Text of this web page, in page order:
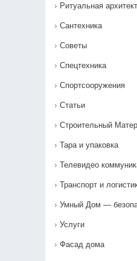
Ритуальная
Сантехника
Советы
Спецтехника
Спортсооружения
Статьи
Строительный
Тара и упаковка
Телевидео
Транспорт и
Умный Дом —
Услуги
Фасад дома